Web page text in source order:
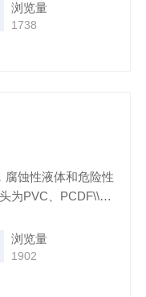
浏览量
1738
腐蚀性液体和危险性
为PVC、PCDF\\可
浏览量
1902